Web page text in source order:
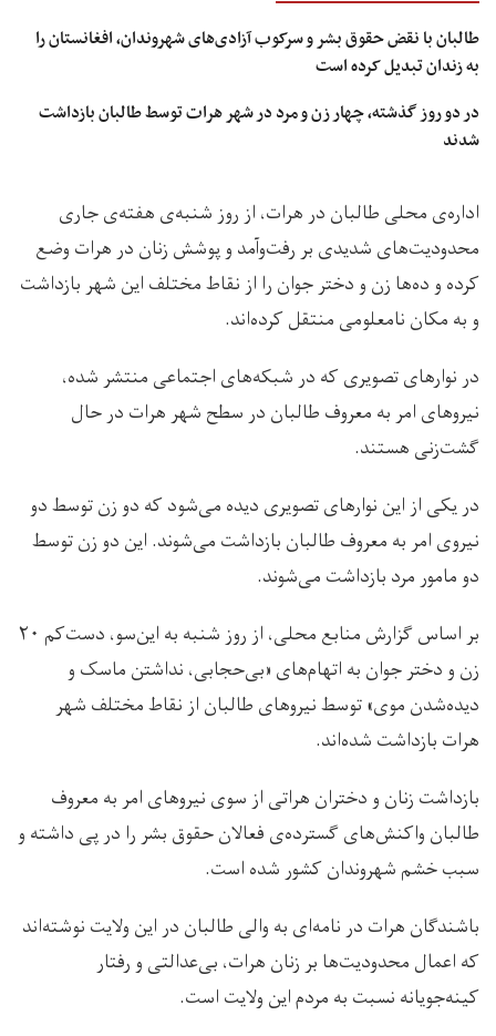
طالبان با نقض حقوق بشر و سرکوب آزادی‌های شهروندان، افغانستان را
به زندان تبدیل کرده است
در دو روز گذشته، چهار زن و مرد در شهر هرات توسط طالبان بازداشت
شدند
اداره‌ی محلی طالبان در هرات، از روز شنبه‌ی هفته‌ی جاری
محدودیت‌های شدیدی بر رفت‌وآمد و پوشش زنان در هرات وضع
کرده و ده‌ها زن و دختر جوان را از نقاط مختلف این شهر بازداشت
و به مکان نامعلومی منتقل کرده‌اند.
در نوارهای تصویری که در شبکه‌های اجتماعی منتشر شده،
نیروهای امر به معروف طالبان در سطح شهر هرات در حال
گشت‌زنی هستند.
در یکی از این نوارهای تصویری دیده می‌شود که دو زن توسط دو
نیروی امر به معروف طالبان بازداشت می‌شوند. این دو زن توسط
دو مامور مرد بازداشت می‌شوند.
بر اساس گزارش منابع محلی، از روز شنبه به این‌سو، دست‌کم ۲۰
زن و دختر جوان به اتهام‌های «بی‌حجابی، نداشتن ماسک و
دیده‌شدن موی» توسط نیروهای طالبان از نقاط مختلف شهر
هرات بازداشت شده‌اند.
بازداشت زنان و دختران هراتی از سوی نیروهای امر به معروف
طالبان واکنش‌های گسترده‌ی فعالان حقوق بشر را در پی داشته و
سبب خشم شهروندان کشور شده است.
باشندگان هرات در نامه‌ای به والی طالبان در این ولایت نوشته‌اند
که اعمال محدودیت‌ها بر زنان هرات، بی‌عدالتی و رفتار
کینه‌جویانه نسبت به مردم این ولایت است.